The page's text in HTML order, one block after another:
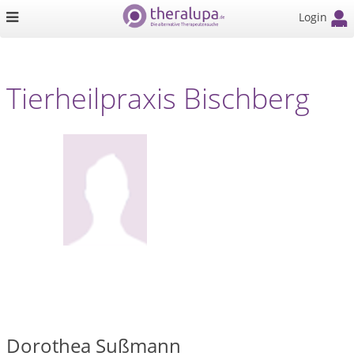
Login
Tierheilpraxis Bischberg
Dorothea Sußmann